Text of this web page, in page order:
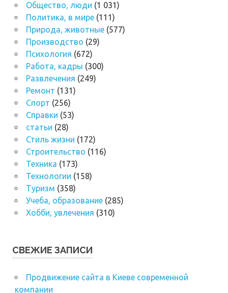
Общество, люди (1 031)
Политика, в мире(111)
Природа, животные(577)
Производство (29)
Психология (672)
Работа, кадры (300)
Развлечения (249)
Ремонт (131)
Спорт (256)
Справки (53)
статьи (28)
Стиль жизни (172)
Строительство (116)
Техника (173)
Технологии (158)
Туризм (358)
Учеба, образование(285)
Хобби, увлечения (310)
СВЕЖИЕ ЗАПИСИ
Продвижение сайта в Киеве современной
компании